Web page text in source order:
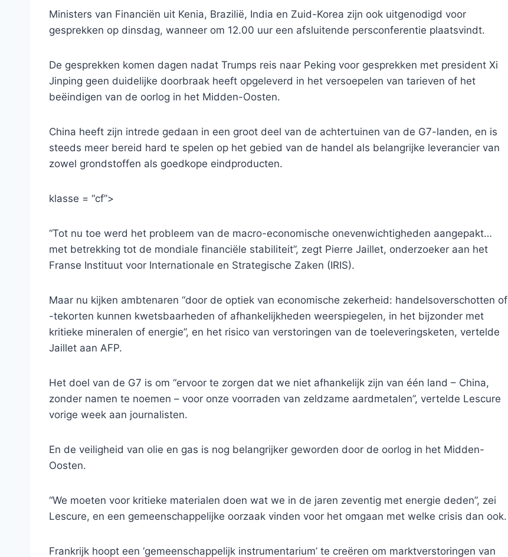
Ministers van Financiën uit Kenia, Brazilië, India en Zuid-Korea zijn ook uitgenodigd voor
gesprekken op dinsdag, wanneer om 12.00 uur een afsluitende persconferentie plaatsvindt.
De gesprekken komen dagen nadat Trumps reis naar Peking voor gesprekken met president Xi
Jinping geen duidelijke doorbraak heeft opgeleverd in het versoepelen van tarieven of het
beëindigen van de oorlog in het Midden-Oosten.
China heeft zijn intrede gedaan in een groot deel van de achtertuinen van de G7-landen, en is
steeds meer bereid hard te spelen op het gebied van de handel als belangrijke leverancier van
zowel grondstoffen als goedkope eindproducten.
klasse = “cf”>
“Tot nu toe werd het probleem van de macro-economische onevenwichtigheden aangepakt…
met betrekking tot de mondiale financiële stabiliteit”, zegt Pierre Jaillet, onderzoeker aan het
Franse Instituut voor Internationale en Strategische Zaken (IRIS).
Maar nu kijken ambtenaren “door de optiek van economische zekerheid: handelsoverschotten of
-tekorten kunnen kwetsbaarheden of afhankelijkheden weerspiegelen, in het bijzonder met
kritieke mineralen of energie”, en het risico van verstoringen van de toeleveringsketen, vertelde
Jaillet aan AFP.
Het doel van de G7 is om “ervoor te zorgen dat we niet afhankelijk zijn van één land – China,
zonder namen te noemen – voor onze voorraden van zeldzame aardmetalen”, vertelde Lescure
vorige week aan journalisten.
En de veiligheid van olie en gas is nog belangrijker geworden door de oorlog in het Midden-
Oosten.
“We moeten voor kritieke materialen doen wat we in de jaren zeventig met energie deden”, zei
Lescure, en een gemeenschappelijke oorzaak vinden voor het omgaan met welke crisis dan ook.
Frankrijk hoopt een ‘gemeenschappelijk instrumentarium’ te creëren om marktverstoringen van